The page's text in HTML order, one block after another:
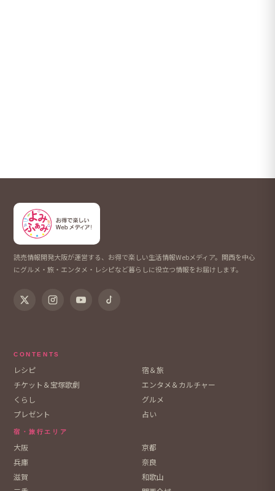
読売情報開発大阪が運営する、お得で楽しい生活情報Webメディア。関西を中心
にグルメ・旅・エンタメ・レシピなど暮らしに役立つ情報をお届けします。
CONTENTS
レシピ
宿＆旅
チケット＆宝塚歌劇
エンタメ＆カルチャー
くらし
グルメ
プレゼント
占い
宿・旅行エリア
大阪
京都
兵庫
奈良
滋賀
和歌山